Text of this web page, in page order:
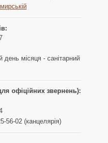
день місяця - санітарний
офіційних звернень):
56-02 (канцелярія)